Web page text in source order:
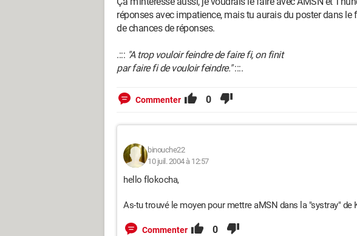
réponses avec impatience, mais tu aurais du poster dans
de chances de réponses.
.::: "A trop vouloir feindre de faire fi, on finit
par faire fi de vouloir feindre.":::.
Commenter 0
binouche22
10 juil. 2004 à 12:57
hello flokocha,
As-tu trouvé le moyen pour mettre aMSN dans la "systray" de
Commenter 0